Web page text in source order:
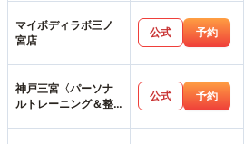
マイボディラボ三ノ
宮店
公式 予約
神戸三宮〈パーソナ
ルトレーニング＆整
公式 予約